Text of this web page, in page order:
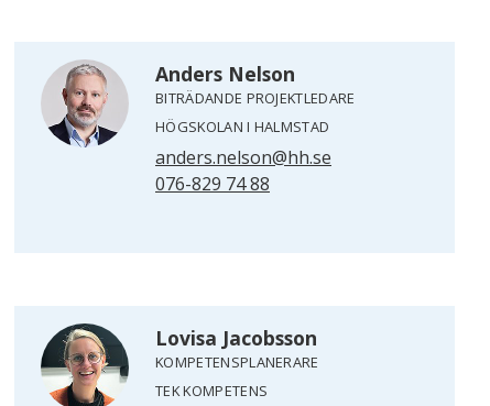
Anders Nelson
BITRÄDANDE PROJEKTLEDARE
HÖGSKOLAN I HALMSTAD
anders.nelson@hh.se
076-829 74 88
Lovisa Jacobsson
KOMPETENSPLANERARE
TEK KOMPETENS